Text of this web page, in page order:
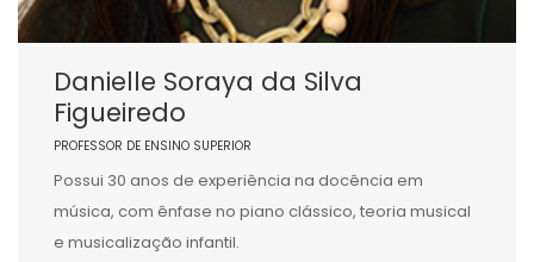
Danielle Soraya da Silva
Figueiredo
PROFESSOR DE ENSINO SUPERIOR
Possui 30 anos de experiência na docência em
música, com ênfase no piano clássico, teoria musical
e musicalização infantil.